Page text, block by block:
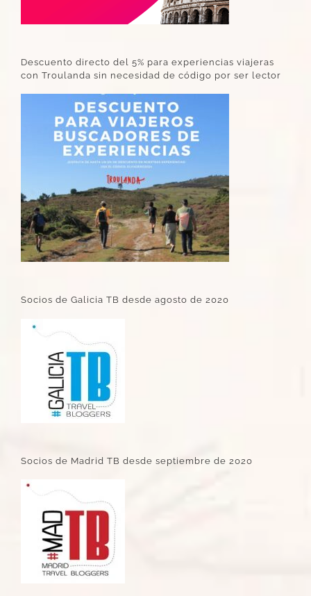
Descuento directo del 5% para experiencias viajeras
con Troulanda sin necesidad de código por ser lector
Socios de Galicia TB desde agosto de 2020
Socios de Madrid TB desde septiembre de 2020